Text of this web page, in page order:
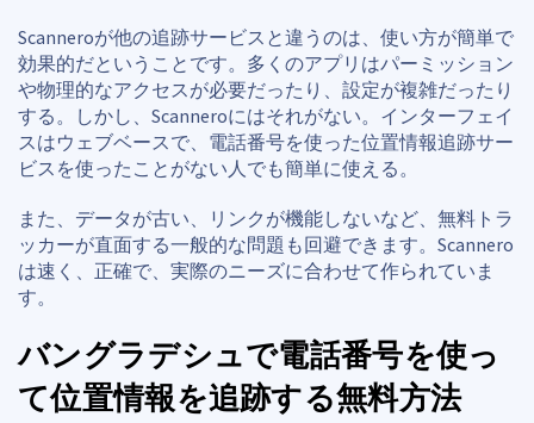
Scanneroが他の追跡サービスと違うのは、使い方が簡単で
効果的だということです。多くのアプリはパーミッション
や物理的なアクセスが必要だったり、設定が複雑だったり
する。しかし、Scanneroにはそれがない。インターフェイ
スはウェブベースで、電話番号を使った位置情報追跡サー
ビスを使ったことがない人でも簡単に使える。
また、データが古い、リンクが機能しないなど、無料トラ
ッカーが直面する一般的な問題も回避できます。Scannero
は速く、正確で、実際のニーズに合わせて作られていま
す。
バングラデシュで電話番号を使っ
て位置情報を追跡する無料方法